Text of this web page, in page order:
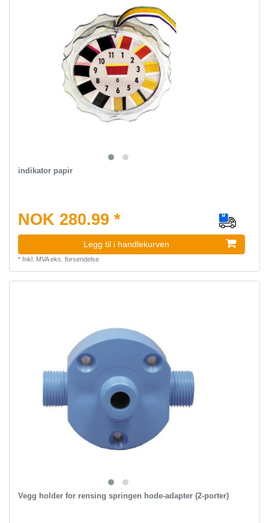
indikator papir
NOK 280.99 *
Legg til i handlekurven
* Inkl. MVAeks. forsendelse
Vegg holder for rensing springen hode-adapter (2-porter)